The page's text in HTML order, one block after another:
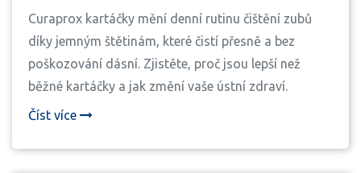
Curaprox kartáčky mění denní rutinu čištění zubů
díky jemným štětinám, které čistí přesně a bez
poškozování dásní. Zjistěte, proč jsou lepší než
běžné kartáčky a jak změní vaše ústní zdraví.
Číst více